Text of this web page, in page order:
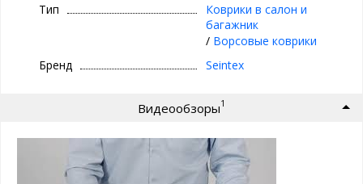
непромокаемый слой и антискользящее
⊕ надежно фиксируются, так как сделаны под
оригинальный крепеж, идельно повторяют
⊕ используются каждый день круглый год -
лето, осень, зима, весна
⊕ имеют нестираемый подпятник
⊕ износостойки, легко чистятся и моются,
Тип
Коврики в салон и
багажник
/ Ворсовые коврики
Бренд
Seintex
Видеообзоры1